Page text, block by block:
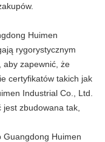
Huimen
rygorystycznym
aby zapewnić, że
certyfikatów takich jak
Industrial Co., Ltd.
zbudowana tak,
Guangdong Huimen